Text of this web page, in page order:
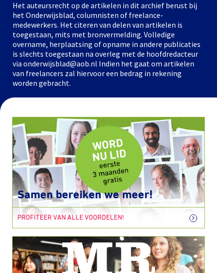
Het auteursrecht op de artikelen in dit archief berust bij
het Onderwijsblad, columnisten of freelance-
medewerkers. Het citeren van delen van artikelen is
toegestaan, mits met bronvermelding. Volledige
overname, herplaatsing of opname in andere publicaties
is slechts toegestaan na overleg met de hoofdredacteur
via onderwijsblad@aob.nl Indien het gaat om artikelen
van freelancers zal hiervoor een bedrag in rekening
worden gebracht.
Samen bereiken we meer!
PROFITEER VAN ALLE VOORDELEN!